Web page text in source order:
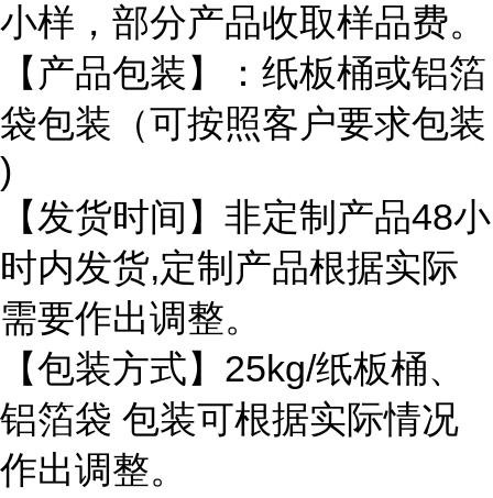
小样，部分产品收取样品费。
【产品包装】：纸板桶或铝箔
袋包装（可按照客户要求包装
)
【发货时间】非定制产品48小
时内发货,定制产品根据实际
需要作出调整。
【包装方式】25kg/纸板桶、
铝箔袋 包装可根据实际情况
作出调整。